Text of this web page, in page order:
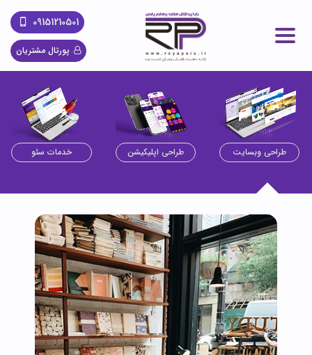
09151210501
پورتال مشتریان
طراحی وبسایت طراحی اپلیکیشن خدمات سئو